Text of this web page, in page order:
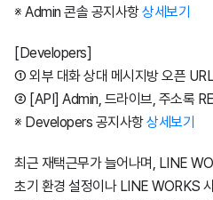
※ Admin 콘솔 공지사항상세보기
[Developers]
① 외부 대화 상대 메시지방 오픈
② [API] Admin, 드라이브, 주소록
※ Developers 공지사항상세보기
최근 재택근무가 늘어나며, LINE
초기 환경 설정이나 LINE WORKS